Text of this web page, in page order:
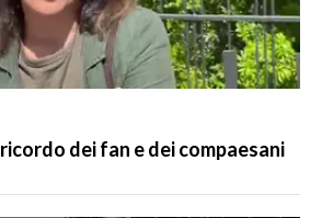
dei fan e dei compaesani